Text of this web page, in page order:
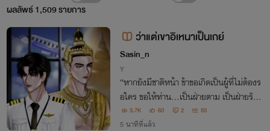
ผลลัพธ์1,509รายการ
ว่าแต่เขาอิเหนาเป็นเกย์
Sasin_n
Y
“หากยังมีชาติหน้า ข้าขอเกิดเป็นผู้ที่ไม่ต้องร
อใคร ขอให้ท่าน…เป็นฝ่ายตาม เป็นฝ่ายรัก เ
ป็นฝ่ายเจ็บช้ำดังที่ข้าเคยเป็น”
3.7K 60 2 53
5 นาทีที่แล้ว